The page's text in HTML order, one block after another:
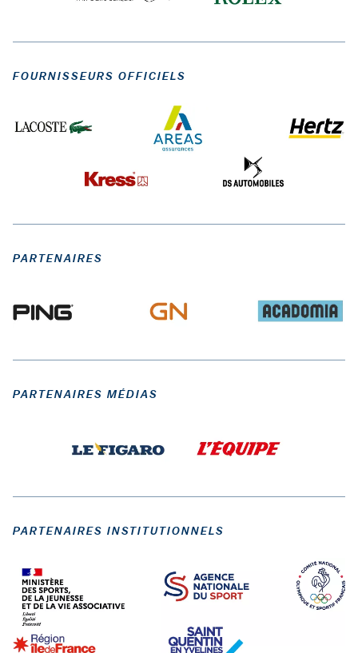
FOURNISSEURS OFFICIELS
PARTENAIRES
PARTENAIRES MÉDIAS
PARTENAIRES INSTITUTIONNELS